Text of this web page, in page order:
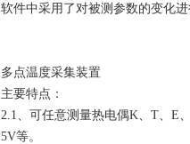
软件中采用了对被测参数的变化
多点温度采集装置
主要特点：
2.1、可任意测量热电偶K、T、E
5V等。